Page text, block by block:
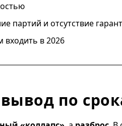
партий и отсутствие
входить в 2026
по